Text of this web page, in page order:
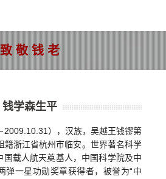
致 敬 钱 老
钱学森生平
2009.10.31），汉族，吴越王钱镠第
籍浙江省杭州市临安。世界著名科学
国载人航天奠基人，中国科学院及中
弹一星功勋奖章获得者，被誉为“中